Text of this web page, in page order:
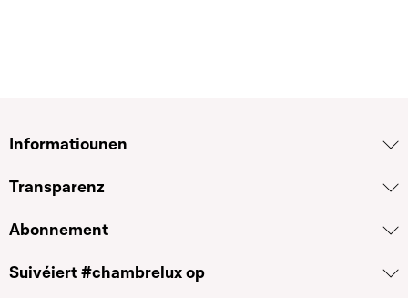
Informatiounen
Transparenz
Abonnement
Suivéiert #chambrelux op